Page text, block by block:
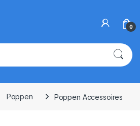
0
Poppen Poppen Accessoires